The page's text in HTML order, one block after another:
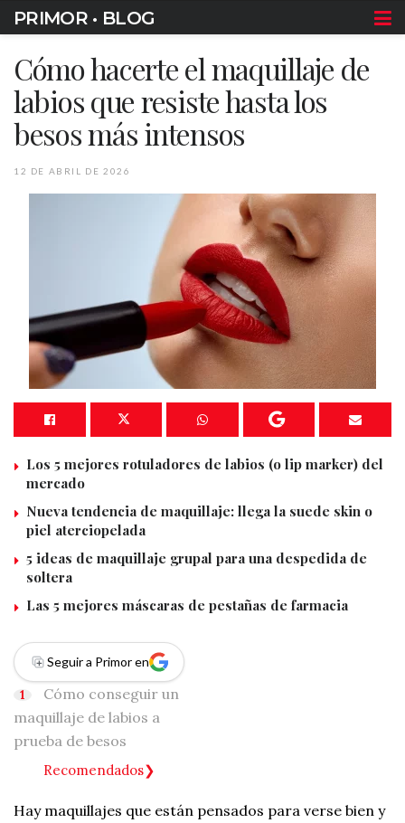
PRIMOR • BLOG
Cómo hacerte el maquillaje de
labios que resiste hasta los
besos más intensos
12 DE ABRIL DE 2026
Los 5 mejores rotuladores de labios (o lip marker) del
mercado
Nueva tendencia de maquillaje: llega la suede skin o
piel aterciopelada
5 ideas de maquillaje grupal para una despedida de
soltera
Las 5 mejores máscaras de pestañas de farmacia
Seguir a Primor en
Cómo conseguir un
maquillaje de labios a
prueba de besos
Recomendados
Hay maquillajes que están pensados para verse bien y